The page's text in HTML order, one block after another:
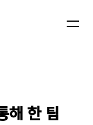
해 한 팀